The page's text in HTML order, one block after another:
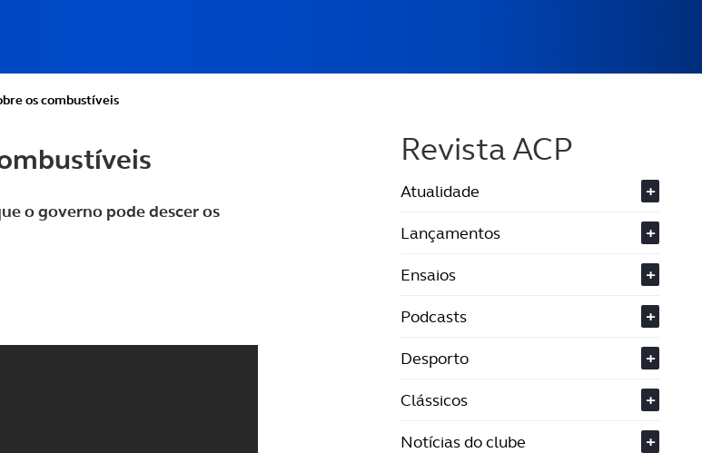
os combustíveis
o governo pode descer os
Revista ACP
Atualidade
+
Lançamentos
+
Ensaios
+
Podcasts
+
Desporto
+
Clássicos
+
Notícias do clube
+